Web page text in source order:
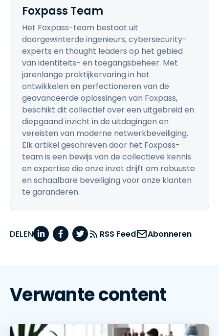
Foxpass Team
Het Foxpass-team bestaat uit
doorgewinterde ingenieurs, cybersecurity-
experts en thought leaders op het gebied
van identiteits- en toegangsbeheer. Met
jarenlange praktijkervaring in het
ontwikkelen en perfectioneren van de
geavanceerde oplossingen van Foxpass,
beschikt dit collectief over een uitgebreid en
diepgaand inzicht in de uitdagingen en
vereisten van moderne netwerkbeveiliging.
Elk artikel geschreven door het Foxpass-
team is een bewijs van de collectieve kennis
en expertise die onze inzet drijft om robuuste
en schaalbare beveiliging voor onze klanten
te garanderen.
DELEN RSS Feed Abonneren
Verwante content